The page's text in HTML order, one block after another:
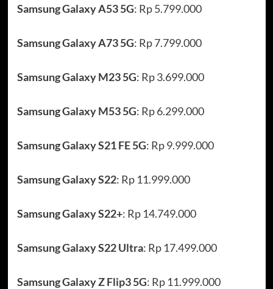
Samsung Galaxy A53 5G: Rp 5.799.000
Samsung Galaxy A73 5G: Rp 7.799.000
Samsung Galaxy M23 5G: Rp 3.699.000
Samsung Galaxy M53 5G: Rp 6.299.000
Samsung Galaxy S21 FE 5G: Rp 9.999.000
Samsung Galaxy S22: Rp 11.999.000
Samsung Galaxy S22+: Rp 14.749.000
Samsung Galaxy S22 Ultra: Rp 17.499.000
Samsung Galaxy Z Flip3 5G: Rp 11.999.000